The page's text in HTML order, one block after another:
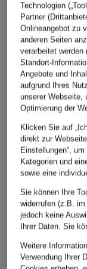
+Aktionsrabatt
darling harbour
Slingpumps
79,99 €
Bestpreis:135,99 €
Technologien
Partner
Onlineangebot zu
anderen Seiten
verarbeitet
Standort-
Angebote und
aufgrund Ihres
unserer Webseite,
Optimierung der
Klicken Sie auf
direkt zur
Einstellungen“,
Kategorien und
sowie eine
Sie können Ihre
widerrufen (z.B.
jedoch keine
Ihrer Daten. Sie
Weitere
Verwendung Ihrer